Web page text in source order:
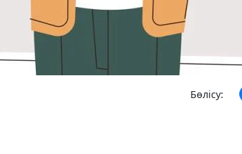
Бөлісу: